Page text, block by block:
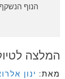
הנוף
המלצה
מאת: ינון